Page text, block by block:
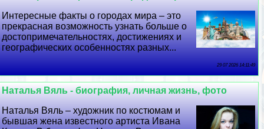
Интересные факты о городах мира – это
прекрасная возможность узнать больше о
достопримечательностях, достижениях и
географических особенностях разных...
29 07 2026 14:11:49
Наталья Вяль - биография, личная жизнь, фото
Наталья Вяль – художник по костюмам и
бывшая жена известного артиста Ивана